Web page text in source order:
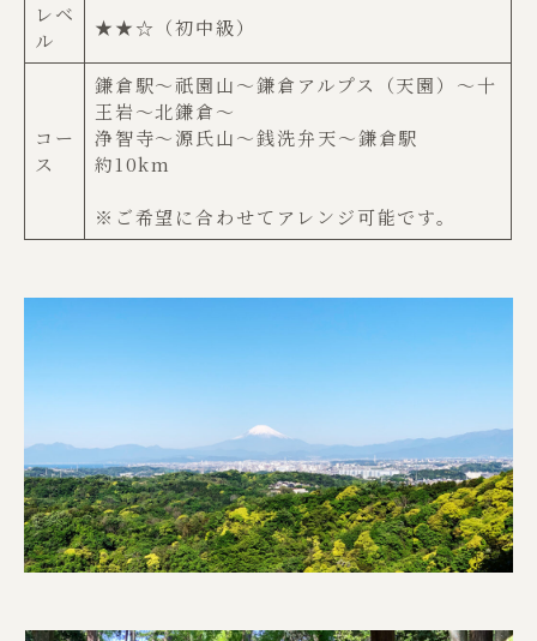
レベ
ル
★★☆（初中級）
コー
ス
鎌倉駅〜祇園山〜鎌倉アルプス（天園）〜十
王岩〜北鎌倉〜
浄智寺〜源氏山〜銭洗弁天〜鎌倉駅
約10km
※ご希望に合わせてアレンジ可能です。